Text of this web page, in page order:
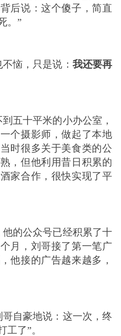
后说：这个傻子，简直
。”
恼，只是说： 我还要再
十平米的小办公室，
个摄影师，做起了本地
时很多关于美食类的公
，但他利用昔日积累的
家合作，很快实现了平
的公众号已经积累了十
月，刘哥接了第一笔广
他接的广告越来越多，
自豪地说：这一次，终
工了”。